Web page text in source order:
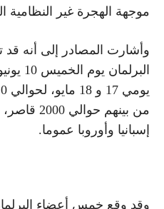
موجهة الهجرة غير النظامية
وأشارت المصادر إلى أنه
من بينهم
إسبانيا وأوروبا عموما.
وقد وقع خمس أعضاء